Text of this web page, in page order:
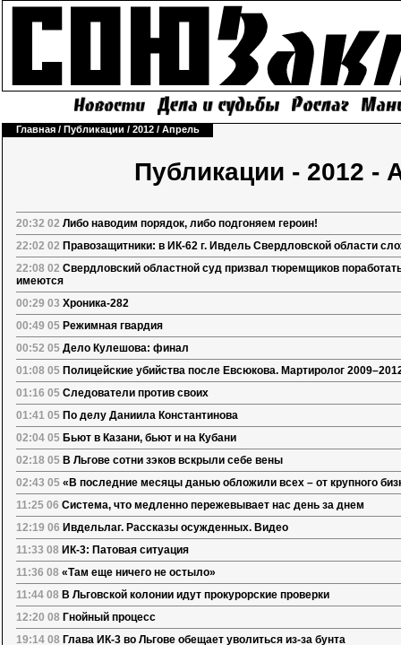
Главная / Публикации / 2012 / Апрель
Публикации - 2012 -
20:32 02 Либо наводим порядок, либо подгоняем героин!
22:02 02 Правозащитники: в ИК-62 г. Ивдель Свердловской области
22:08 02 Свердловский областной суд призвал тюремщиков
имеются
00:29 03 Хроника-282
00:49 05 Режимная гвардия
00:52 05 Дело Кулешова: финал
01:08 05 Полицейские убийства после Евсюкова. Мартиролог
01:16 05 Следователи против своих
01:41 05 По делу Даниила Константинова
02:04 05 Бьют в Казани, бьют и на Кубани
02:18 05 В Льгове сотни зэков вскрыли себе вены
02:43 05 «В последние месяцы данью обложили всех – от крупного
11:25 06 Система, что медленно пережевывает нас день за днем
12:19 06 Ивдельлаг. Рассказы осужденных. Видео
11:33 08 ИК-3: Патовая ситуация
11:36 08 «Там еще ничего не остыло»
11:44 08 В Льговской колонии идут прокурорские проверки
12:20 08 Гнойный процесс
19:14 08 Глава ИК-3 во Льгове обещает уволиться из-за бунта